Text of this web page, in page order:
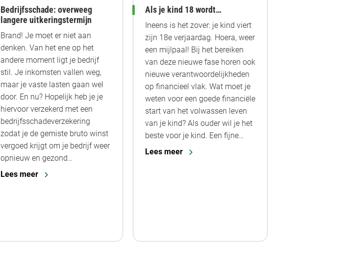
Bedrijfsschade: overweeg
langere uitkeringstermijn
Brand! Je moet er niet aan
denken. Van het ene op het
andere moment ligt je bedrijf
stil. Je inkomsten vallen weg,
maar je vaste lasten gaan wel
door. En nu? Hopelijk heb je je
hiervoor verzekerd met een
bedrijfsschadeverzekering
zodat je de gemiste bruto winst
vergoed krijgt om je bedrijf weer
opnieuw en gezond…
Lees meer
Als je kind 18 wordt…
Ineens is het zover: je kind viert
zijn 18e verjaardag. Hoera, weer
een mijlpaal! Bij het bereiken
van deze nieuwe fase horen ook
nieuwe verantwoordelijkheden
op financieel vlak. Wat moet je
weten voor een goede financiële
start van het volwassen leven
van je kind? Als ouder wil je het
beste voor je kind. Een fijne…
Lees meer